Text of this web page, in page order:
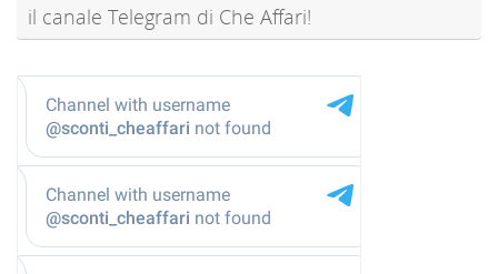
il canale Telegram di Che Affari!